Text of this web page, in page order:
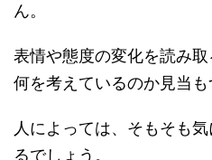
ん。
表情や態度の変化を読み
何を考えているのか見当も
人によっては、そもそも
るでしょう。